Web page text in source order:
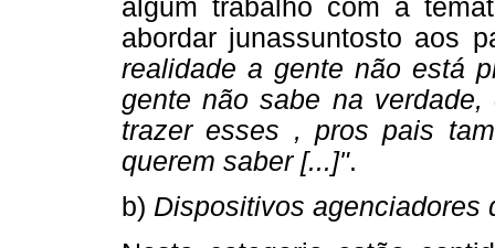
algum trabalho com a
abordar junassuntosto aos
realidade a gente não está
gente não sabe na verdade,
trazer esses , pros pais
querem saber [...]".
b) Dispositivos agenciadores